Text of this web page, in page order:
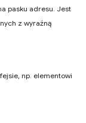
pasku adresu. Jest
z wyraźną
np. elementowi